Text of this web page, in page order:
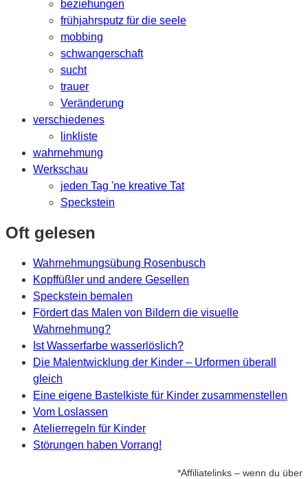
beziehungen
frühjahrsputz für die seele
mobbing
schwangerschaft
sucht
trauer
Veränderung
verschiedenes
linkliste
wahrnehmung
Werkschau
jeden Tag 'ne kreative Tat
Speckstein
Oft gelesen
Wahrnehmungsübung Rosenbusch
Kopffüßler und andere Gesellen
Speckstein bemalen
Fördert das Malen von Bildern die visuelle
Wahrnehmung?
Ist Wasserfarbe wasserlöslich?
Die Malentwicklung der Kinder – Urformen überall
gleich
Eine eigene Bastelkiste für Kinder zusammenstellen
Vom Loslassen
Atelierregeln für Kinder
Störungen haben Vorrang!
*Affiliatelinks – wenn du über